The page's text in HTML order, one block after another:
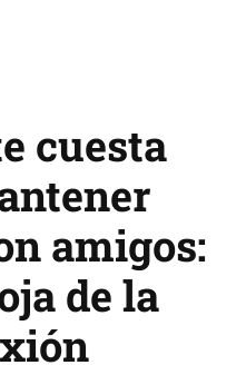
cuesta
amigos:
de la